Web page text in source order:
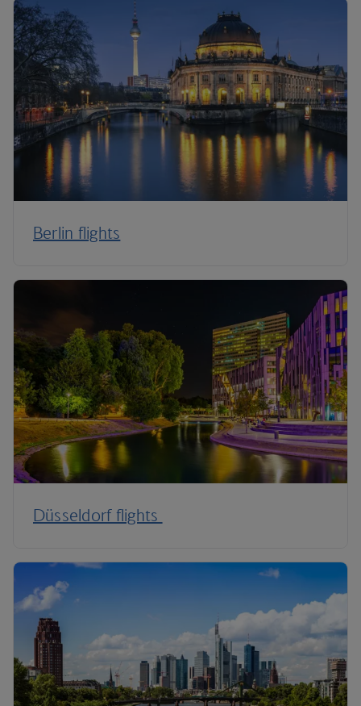
Berlin flights
Düsseldorf flights